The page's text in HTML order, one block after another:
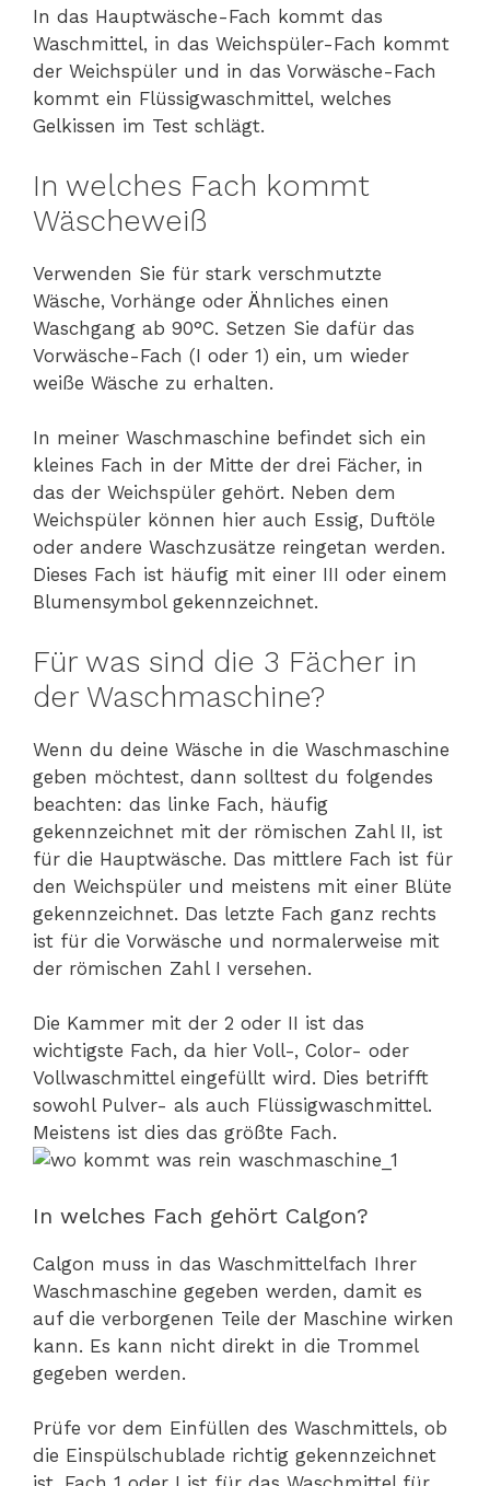
In das Hauptwäsche-Fach kommt das
Waschmittel, in das Weichspüler-Fach kommt
der Weichspüler und in das Vorwäsche-Fach
kommt ein Flüssigwaschmittel, welches
Gelkissen im Test schlägt.
In welches Fach kommt
Wäscheweiß
Verwenden Sie für stark verschmutzte
Wäsche, Vorhänge oder Ähnliches einen
Waschgang ab 90°C. Setzen Sie dafür das
Vorwäsche-Fach (I oder 1) ein, um wieder
weiße Wäsche zu erhalten.
In meiner Waschmaschine befindet sich ein
kleines Fach in der Mitte der drei Fächer, in
das der Weichspüler gehört. Neben dem
Weichspüler können hier auch Essig, Duftöle
oder andere Waschzusätze reingetan werden.
Dieses Fach ist häufig mit einer III oder einem
Blumensymbol gekennzeichnet.
Für was sind die 3 Fächer in
der Waschmaschine?
Wenn du deine Wäsche in die Waschmaschine
geben möchtest, dann solltest du folgendes
beachten: das linke Fach, häufig
gekennzeichnet mit der römischen Zahl II, ist
für die Hauptwäsche. Das mittlere Fach ist für
den Weichspüler und meistens mit einer Blüte
gekennzeichnet. Das letzte Fach ganz rechts
ist für die Vorwäsche und normalerweise mit
der römischen Zahl I versehen.
Die Kammer mit der 2 oder II ist das
wichtigste Fach, da hier Voll-, Color- oder
Vollwaschmittel eingefüllt wird. Dies betrifft
sowohl Pulver- als auch Flüssigwaschmittel.
Meistens ist dies das größte Fach.
In welches Fach gehört Calgon?
Calgon muss in das Waschmittelfach Ihrer
Waschmaschine gegeben werden, damit es
auf die verborgenen Teile der Maschine wirken
kann. Es kann nicht direkt in die Trommel
gegeben werden.
Prüfe vor dem Einfüllen des Waschmittels, ob
die Einspülschublade richtig gekennzeichnet